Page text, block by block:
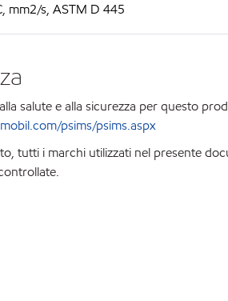
mm2/s, ASTM D 445
salute e alla sicurezza per questo
psims/psims.aspx
tutti i marchi utilizzati nel presente